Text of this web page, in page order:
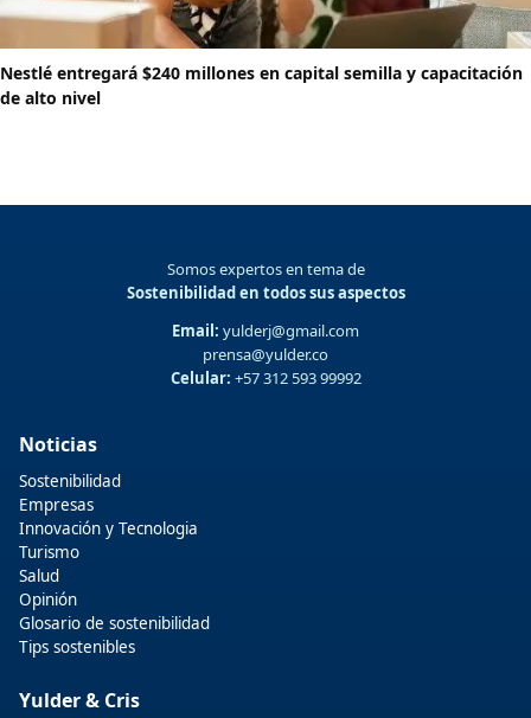
Nestlé entregará $240 millones en capital semilla y capacitación
de alto nivel
Somos expertos en tema de
Sostenibilidad en todos sus aspectos
Email: yulderj@gmail.com
prensa@yulder.co
Celular: +57 312 593 99992
Noticias
Sostenibilidad
Empresas
Innovación y Tecnologia
Turismo
Salud
Opinión
Glosario de sostenibilidad
Tips sostenibles
Yulder & Cris